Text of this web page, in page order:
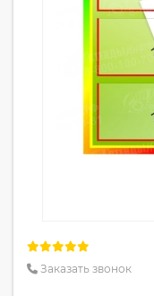
Заказать звонок